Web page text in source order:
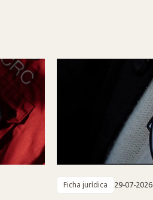
Ficha jurídica 29-07-2026